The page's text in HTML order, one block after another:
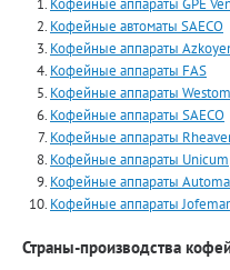
Кофейные автоматы SAECO
Кофейные аппараты
Кофейные аппараты FAS
Кофейные аппараты
Кофейные аппараты SAECO
Кофейные аппараты
Кофейные аппараты Unicum
Кофейные аппараты
Кофейные аппараты Jofemar
Страны-производства